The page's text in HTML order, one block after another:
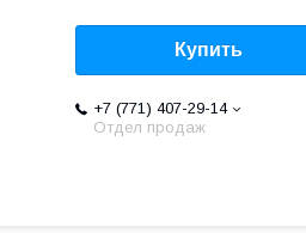
Купить
+7 (771) 407-29-14
Отдел продаж